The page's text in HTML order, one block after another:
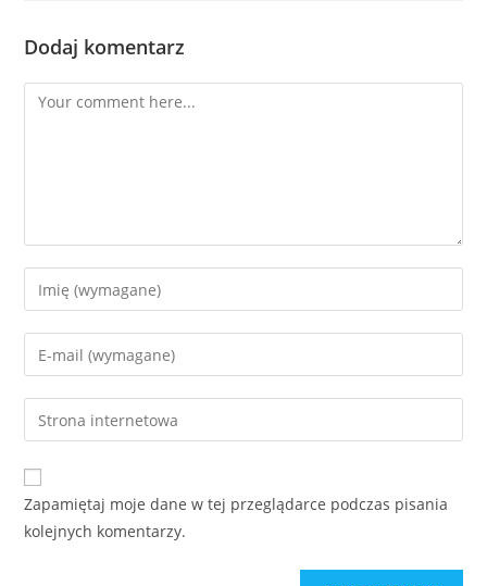
Dodaj komentarz
Zapamiętaj moje dane w tej przeglądarce podczas pisania
kolejnych komentarzy.